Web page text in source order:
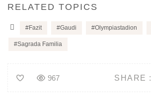
RELATED TOPICS
Fazit Gaudi Olympiastadion
Sagrada Familia
SHARE :
967